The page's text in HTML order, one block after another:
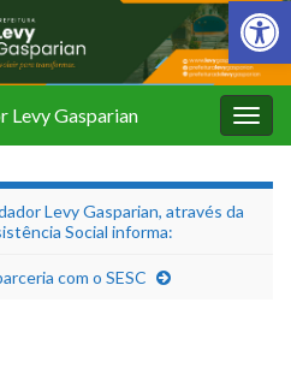
Barra de
Levy Gasparian
Levy Gasparian, através da
Social informa:
com o SESC